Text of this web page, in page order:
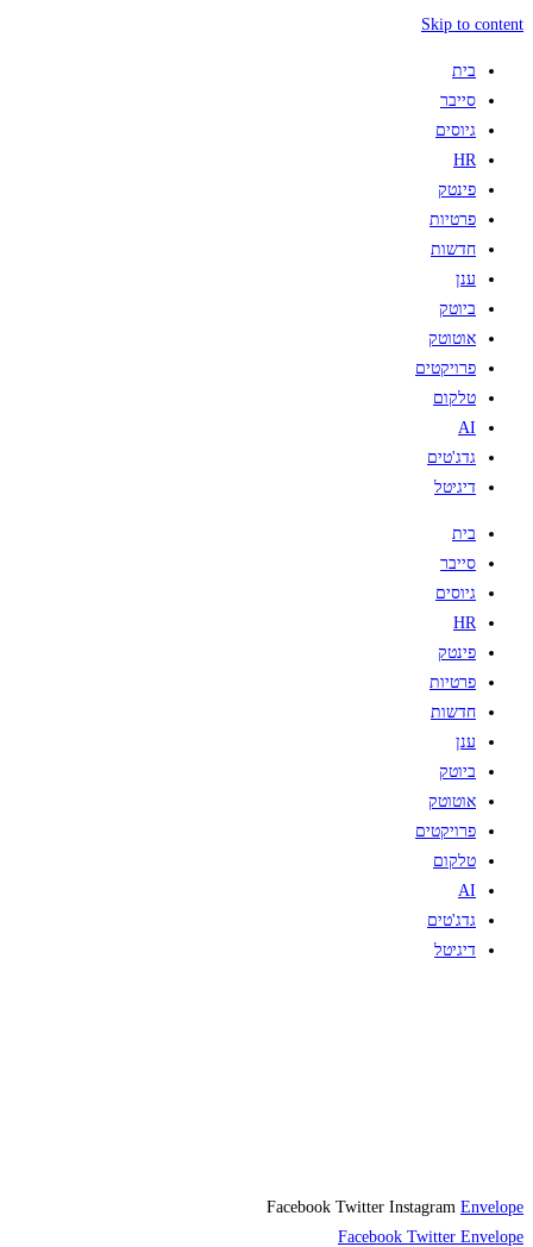
Skip to content
בית
סייבר
גיוסים
HR
פינטק
פרטיות
חדשות
ענן
ביוטק
אוטוטק
פרויקטים
טלקום
AI
גדג'טים
דיגיטל
בית
סייבר
גיוסים
HR
פינטק
פרטיות
חדשות
ענן
ביוטק
אוטוטק
פרויקטים
טלקום
AI
גדג'טים
דיגיטל
Facebook Twitter Instagram Envelope
Facebook Twitter Envelope